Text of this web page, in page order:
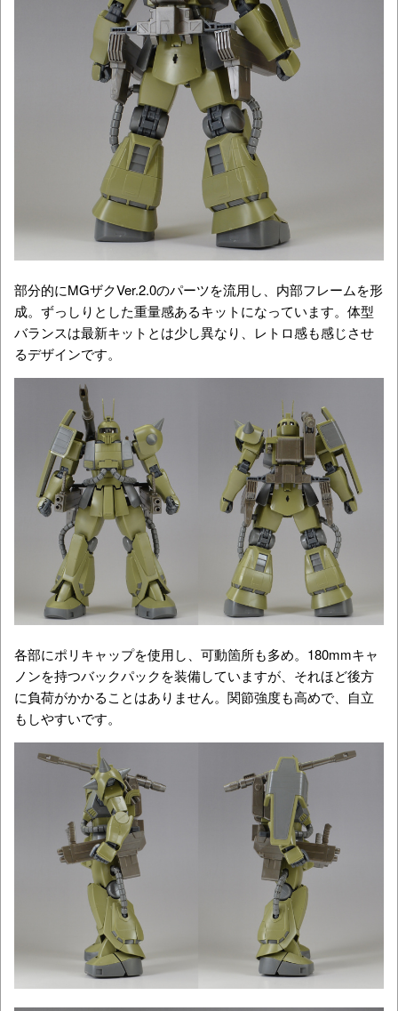
部分的にMGザクVer.2.0のパーツを流用し、内部フレームを形
成。ずっしりとした重量感あるキットになっています。体型
バランスは最新キットとは少し異なり、レトロ感も感じさせ
るデザインです。
各部にポリキャップを使用し、可動箇所も多め。180mmキャ
ノンを持つバックパックを装備していますが、それほど後方
に負荷がかかることはありません。関節強度も高めで、自立
もしやすいです。